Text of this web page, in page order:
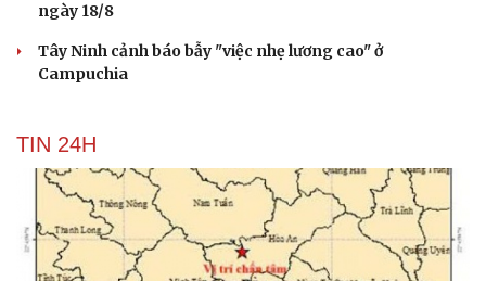
Du lịch
Săn Tour
check-in
Câu chuyện thời sự
Đọc truyện đêm khuya
ngày 18/8
Tây Ninh cảnh báo bẫy "việc nhẹ lương cao" ở
Campuchia
TIN 24H